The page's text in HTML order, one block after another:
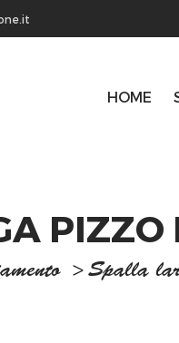
HOME
PIZZO
> Spalla